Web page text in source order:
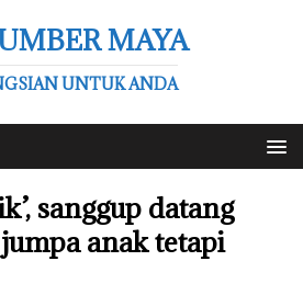
MAYA
UNTUK ANDA
sanggup datang
anak tetapi